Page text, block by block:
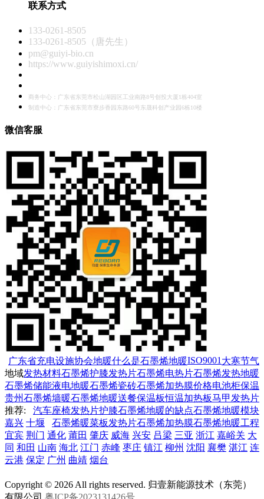
联系方式
133-0261-8505
133-0261-8505（唐先生）
pm@guiyi-bio.cn
https://www.guiyishimoxi.cn/
商务中心：广东省东莞市松山湖园区工业南路8号创投大厦1栋404室
制造中心：广东省东莞市寮步香园东路60号东晟科创产业园6栋10楼
微信客服
大寒节气
ISO9001
什么是石墨烯地暖
地暖
广东省充电设施协会
石墨烯发热地暖
石墨烯电热片
护膝发热片
发热材料石墨烯
电池柜保温
瓷砖石墨烯加热膜价格
石墨烯
石墨烯储能液电地暖
马甲发热片
恒温加热板
送餐保温板
石墨烯地暖
贵州石墨烯墙暖
石墨烯地暖模块
石墨烯地暖的缺点
护膝
汽车座椅发热片
石墨烯地暖工程
石墨烯加热膜
石墨烯暖菜板发热片
地域
推荐:
嘉兴 十堰
宜宾 荆门 通化 莆田 肇庆 威海 兴安 吕梁 三亚 浙江 嘉峪关 大
同 和田 山南 海北 江门 赤峰 枣庄 镇江 柳州 沈阳 襄樊 湛江 连
云港 保定 广州 曲靖 烟台
Copyright © 2026 All rights reserved. 归壹新能源技术（东莞）
有限公司 粤ICP备2023131426号